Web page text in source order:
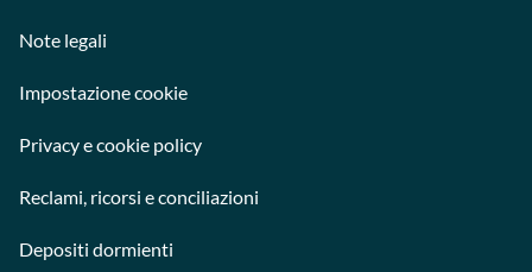
Note legali
Impostazione cookie
Privacy e cookie policy
Reclami, ricorsi e conciliazioni
Depositi dormienti